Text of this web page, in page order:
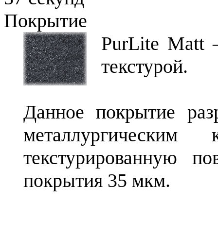
Покрытие
PurLite Matt
текстурой.
Данное покрытие
текстурированную
покрытия 35 мкм.